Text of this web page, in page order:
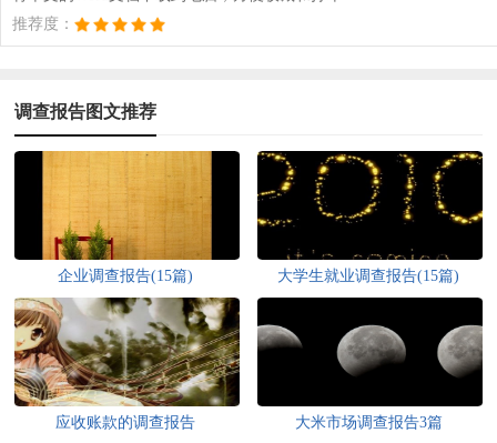
推荐度：
调查报告图文推荐
企业调查报告(15篇) 大学生就业调查报告(15篇)
应收账款的调查报告 大米市场调查报告3篇